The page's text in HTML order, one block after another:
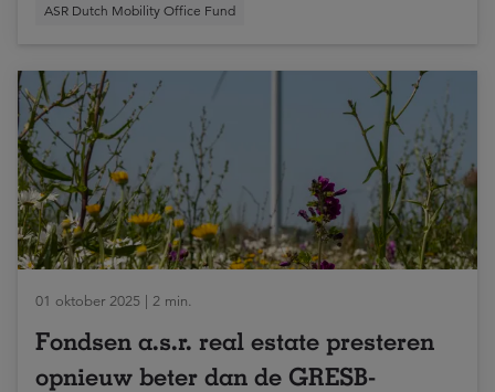
ASR Dutch Mobility Office Fund
01 oktober 2025 | 2 min.
Fondsen a.s.r. real estate presteren
opnieuw beter dan de GRESB-